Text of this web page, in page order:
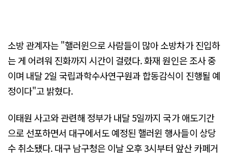
소방 관계자는 "핼러윈으로 사람들이 많아 소방차가 진입하
는 게 어려워 진화까지 시간이 걸렸다. 화재 원인은 조사 중
이며 내달 2일 국립과학수사연구원과 합동감식이 진행될 예
정이다"고 밝혔다.
이태원 사고와 관련해 정부가 내달 5일까지 국가 애도기간
으로 선포하면서 대구에서도 예정된 핼러윈 행사들이 상당
수 취소됐다. 대구 남구청은 이날 오후 3시부터 앞산 카페거